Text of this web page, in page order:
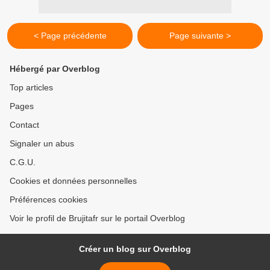
< Page précédente Page suivante >
Hébergé par Overblog
Top articles
Pages
Contact
Signaler un abus
C.G.U.
Cookies et données personnelles
Préférences cookies
Voir le profil de Brujitafr sur le portail Overblog
Créer un blog sur Overblog